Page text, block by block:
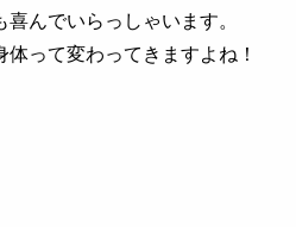
んでいらっしゃいます。
って変わってきますよね！